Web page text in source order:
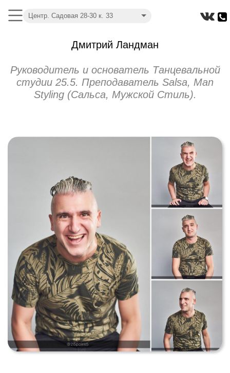
Центр. Садовая 28-30 к. 33
Дмитрий Ландман
Руководитель и основатель Танцевальной
студии 25.5. Преподаватель Salsa, Man
Styling (Сальса, Мужской Стиль).